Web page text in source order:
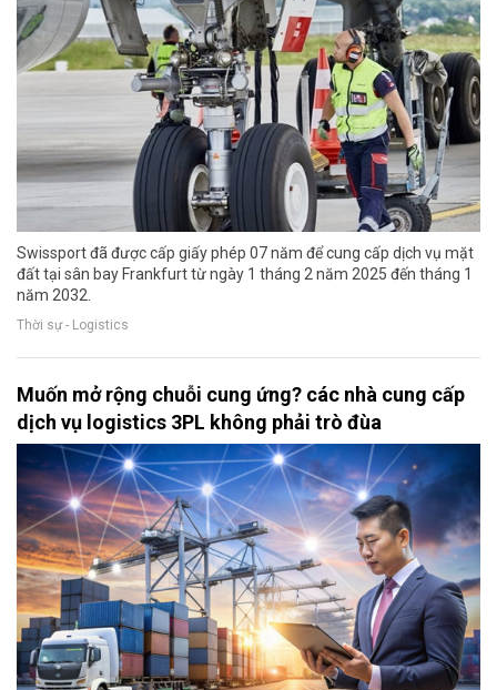
Swissport đã được cấp giấy phép 07 năm để cung cấp dịch vụ mặt
đất tại sân bay Frankfurt từ ngày 1 tháng 2 năm 2025 đến tháng 1
năm 2032.
Thời sự - Logistics
Muốn mở rộng chuỗi cung ứng? các nhà cung cấp
dịch vụ logistics 3PL không phải trò đùa